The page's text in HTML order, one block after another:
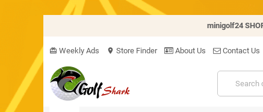
minigolf24
card_giftcard Weekly Ads location_on Store Finder About Us Contact Us